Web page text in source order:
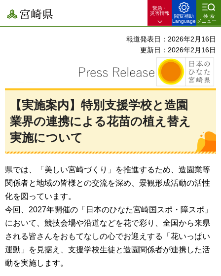
宮崎県
緊急・
災害情報
閲覧補助
Language
検索
メニュー
報道発表日：2026年2月16日
更新日：2026年2月16日
【実施案内】特別支援学校と造園
業界の連携による花苗の植え替え
実施について
県では、「美しい宮崎づくり」を推進するため、造園業等
関係者と地域の皆様との交流を深め、景観形成活動の活性
化を図っています。
今回、2027年開催の「日本のひなた宮崎国スポ・障スポ」
において、競技会場や沿道などを花で彩り、全国から来県
される皆さんをおもてなしの心でお迎えする「花いっぱい
運動」を見据え、支援学校生徒と造園関係者が連携した活
動を実施します。